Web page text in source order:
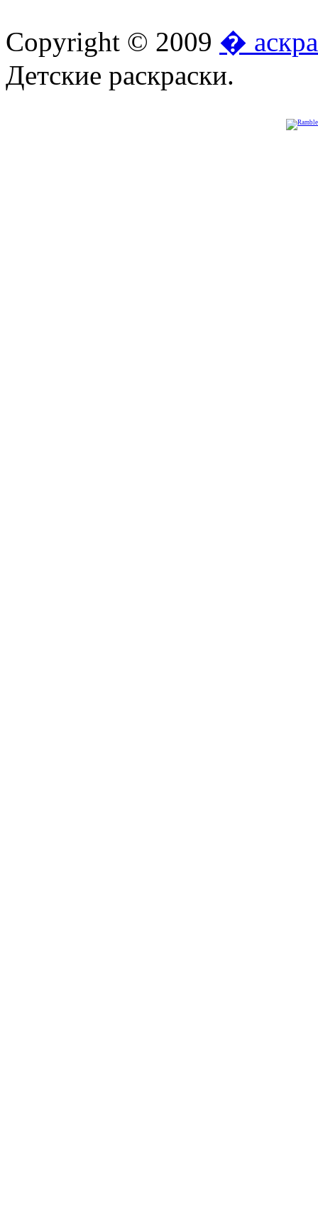
Copyright © 2009 �
Детские раскраски.